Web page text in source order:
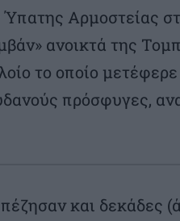
Αρμοστείας
ανοικτά της
το οποίο
πρόσφυγες,
και δεκάδες